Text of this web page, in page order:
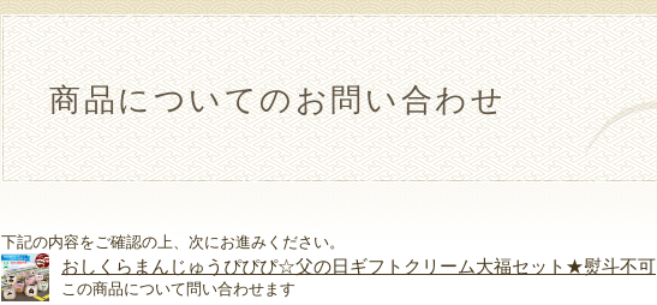
商品についてのお問い合わせ
下記の内容をご確認の上、次にお進みください。
おしくらまんじゅうぴぴぴ☆父の日ギフトクリーム大福セット★熨斗不可
この商品について問い合わせます